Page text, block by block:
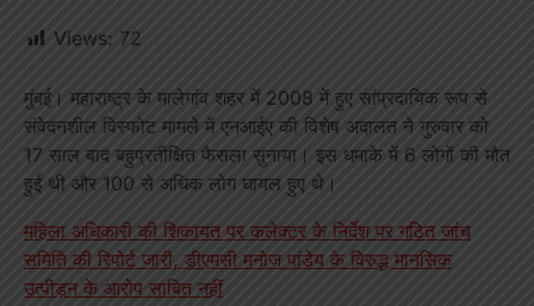
Views: 72
मुंबई। महाराष्ट्र के मालेगांव शहर में 2008 में हुए सांप्रदायिक रूप से
संवेदनशील विस्फोट मामले में एनआईए की विशेष अदालत ने गुरुवार को
17 साल बाद बहुप्रतीक्षित फैसला सुनाया। इस धमाके में 6 लोगों की मौत
हुई थी और 100 से अधिक लोग घायल हुए थे।
महिला अधिकारी की शिकायत पर कलेक्टर के निर्देश पर गठित जांच
समिति की रिपोर्ट जारी, डीएमसी मनोज पांडेय के विरुद्ध मानसिक
उत्पीड़न के आरोप साबित नहीं